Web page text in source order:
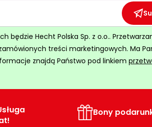
będzie Hecht Polska Sp. z o.o..
treści marketingowych. Ma
znajdą Państwo pod linkiem
Bony